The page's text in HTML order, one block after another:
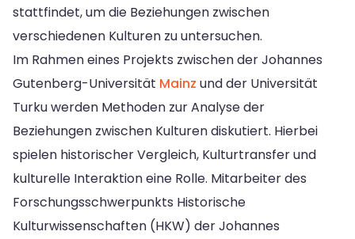
stattfindet, um die Beziehungen zwischen
verschiedenen Kulturen zu untersuchen.
Im Rahmen eines Projekts zwischen der Johannes
Gutenberg-Universität Mainz und der Universität
Turku werden Methoden zur Analyse der
Beziehungen zwischen Kulturen diskutiert. Hierbei
spielen historischer Vergleich, Kulturtransfer und
kulturelle Interaktion eine Rolle. Mitarbeiter des
Forschungsschwerpunkts Historische
Kulturwissenschaften (HKW) der Johannes